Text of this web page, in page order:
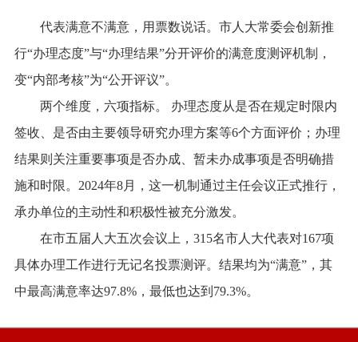
代表满意不满意，用票数说话。市人大常委会创新推
行“办理态度”与“办理结果”分开评价的满意度测评机制，
变“内部考核”为“公开评议”。
两个维度，六项指标。 办理态度从是否在规定时限内
签收、是否由主要领导研究办理方案等6个方面评价；办理
结果则关注重要事项是否办成、暂未办成事项是否明确措
施和时限。2024年8月，这一机制通过主任会议正式推行，
承办单位的主动性和积极性被充分激发。
在市五届人大五次会议上，315名市人大代表对167项
具体办理工作进行无记名投票测评。结果均为“满意”，其
中最高满意率达97.8%，最低也达到79.3%。